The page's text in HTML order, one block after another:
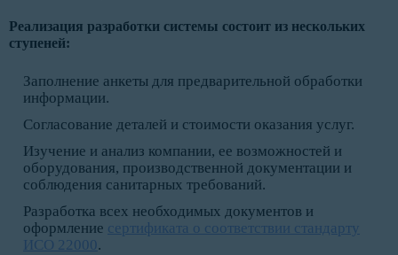
Реализация разработки системы состоит из нескольких
ступеней:
Заполнение анкеты для предварительной обработки
информации.
Согласование деталей и стоимости оказания услуг.
Изучение и анализ компании, ее возможностей и
оборудования, производственной документации и
соблюдения санитарных требований.
Разработка всех необходимых документов и
оформление сертификата о соответствии стандарту
ИСО 22000.